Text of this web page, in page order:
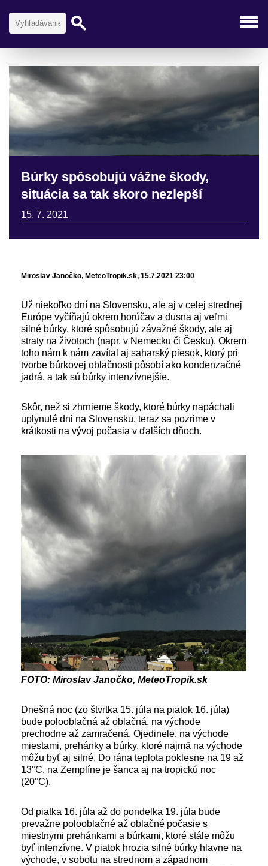
Búrky spôsobujú vážne škody,
situácia sa tak skoro nezlepší
15. 7. 2021
Miroslav Janočko, MeteoTropik.sk, 15.7.2021 23:00
Už niekoľko dní na Slovensku, ale aj v celej strednej
Európe vyčíňajú okrem horúčav a dusna aj veľmi
silné búrky, ktoré spôsobujú závažné škody, ale aj
straty na životoch (napr. v Nemecku či Česku). Okrem
toho nám k nám zavítal aj saharský piesok, ktorý pri
tvorbe búrkovej oblačnosti pôsobí ako kondenzačné
jadrá, a tak sú búrky intenzívnejšie.
Skôr, než si zhrnieme škody, ktoré búrky napáchali
uplynulé dni na Slovensku, teraz sa pozrime v
krátkosti na vývoj počasia v ďalších dňoch.
FOTO: Miroslav Janočko, MeteoTropik.sk
Dnešná noc (zo štvrtka 15. júla na piatok 16. júla)
bude polooblačná až oblačná, na východe
prechodne až zamračená. Ojedinele, na východe
miestami, prehánky a búrky, ktoré najmä na východe
môžu byť aj silné. Do rána teplota poklesne na 19 až
13°C, na Zemplíne je šanca aj na tropickú noc
(20°C).
Od piatka 16. júla až do pondelka 19. júla bude
prevažne polooblačné až oblačné počasie s
miestnymi prehánkami a búrkami, ktoré stále môžu
byť intenzívne. V piatok hrozia silné búrky hlavne na
východe, v sobotu na strednom a západnom